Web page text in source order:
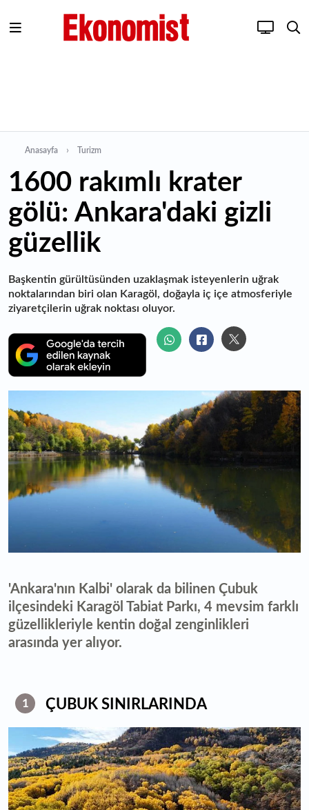
Anasayfa Turizm
1600 rakımlı krater
gölü: Ankara'daki gizli
güzellik
Başkentin gürültüsünden uzaklaşmak isteyenlerin uğrak
noktalarından biri olan Karagöl, doğayla iç içe atmosferiyle
ziyaretçilerin uğrak noktası oluyor.
'Ankara'nın Kalbi' olarak da bilinen Çubuk
ilçesindeki Karagöl Tabiat Parkı, 4 mevsim farklı
güzellikleriyle kentin doğal zenginlikleri
arasında yer alıyor.
1 ÇUBUK SINIRLARINDA